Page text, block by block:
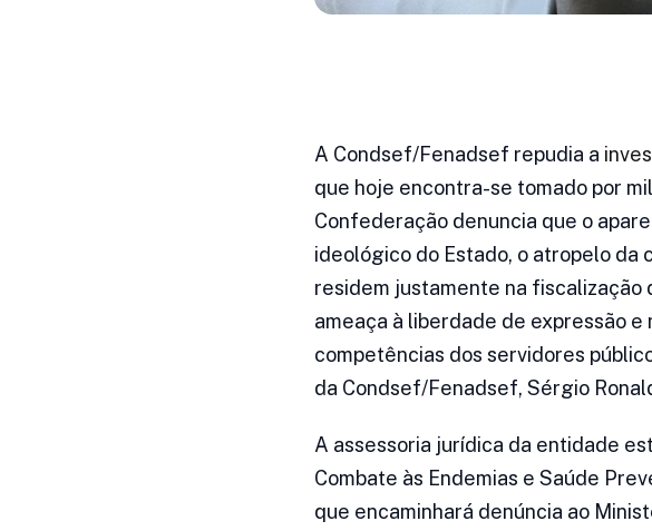
A Condsef/Fenadsef repudia a
que hoje encontra-se tomado por
Confederação denuncia que o
ideológico do Estado, o atropelo da
residem justamente na fiscalização
ameaça à liberdade de expressão
competências dos servidores
da Condsef/Fenadsef, Sérgio
A assessoria jurídica da entidade
Combate às Endemias e Saúde
que encaminhará denúncia ao